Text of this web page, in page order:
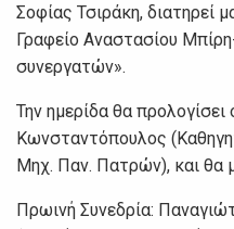
Σοφίας Τσιράκη, διατηρεί
Γραφείο Αναστασίου
συνεργατών».
Την ημερίδα θα
Κωνσταντόπουλος
Μηχ. Παν. Πατρών), και θα
Πρωινή Συνεδρία: